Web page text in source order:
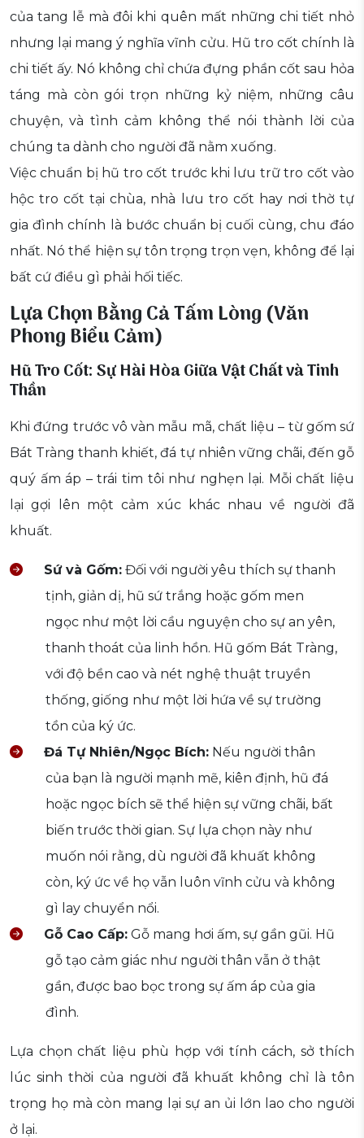
của tang lễ mà đôi khi quên mất những chi tiết nhỏ
nhưng lại mang ý nghĩa vĩnh cửu. Hũ tro cốt chính là
chi tiết ấy. Nó không chỉ chứa đựng phần cốt sau hỏa
táng mà còn gói trọn những kỷ niệm, những câu
chuyện, và tình cảm không thể nói thành lời của
chúng ta dành cho người đã nằm xuống.
Việc chuẩn bị hũ tro cốt trước khi lưu trữ tro cốt vào
hộc tro cốt tại chùa, nhà lưu tro cốt hay nơi thờ tự
gia đình chính là bước chuẩn bị cuối cùng, chu đáo
nhất. Nó thể hiện sự tôn trọng trọn vẹn, không để lại
bất cứ điều gì phải hối tiếc.
Lựa Chọn Bằng Cả Tấm Lòng (Văn
Phong Biểu Cảm)
Hũ Tro Cốt: Sự Hài Hòa Giữa Vật Chất và Tinh
Thần
Khi đứng trước vô vàn mẫu mã, chất liệu – từ gốm sứ
Bát Tràng thanh khiết, đá tự nhiên vững chãi, đến gỗ
quý ấm áp – trái tim tôi như nghẹn lại. Mỗi chất liệu
lại gợi lên một cảm xúc khác nhau về người đã
khuất.
Sứ và Gốm: Đối với người yêu thích sự thanh
tịnh, giản dị, hũ sứ trắng hoặc gốm men
ngọc như một lời cầu nguyện cho sự an yên,
thanh thoát của linh hồn. Hũ gốm Bát Tràng,
với độ bền cao và nét nghệ thuật truyền
thống, giống như một lời hứa về sự trường
tồn của ký ức.
Đá Tự Nhiên/Ngọc Bích: Nếu người thân
của bạn là người mạnh mẽ, kiên định, hũ đá
hoặc ngọc bích sẽ thể hiện sự vững chãi, bất
biến trước thời gian. Sự lựa chọn này như
muốn nói rằng, dù người đã khuất không
còn, ký ức về họ vẫn luôn vĩnh cửu và không
gì lay chuyển nổi.
Gỗ Cao Cấp: Gỗ mang hơi ấm, sự gần gũi. Hũ
gỗ tạo cảm giác như người thân vẫn ở thật
gần, được bao bọc trong sự ấm áp của gia
đình.
Lựa chọn chất liệu phù hợp với tính cách, sở thích
lúc sinh thời của người đã khuất không chỉ là tôn
trọng họ mà còn mang lại sự an ủi lớn lao cho người
ở lại.